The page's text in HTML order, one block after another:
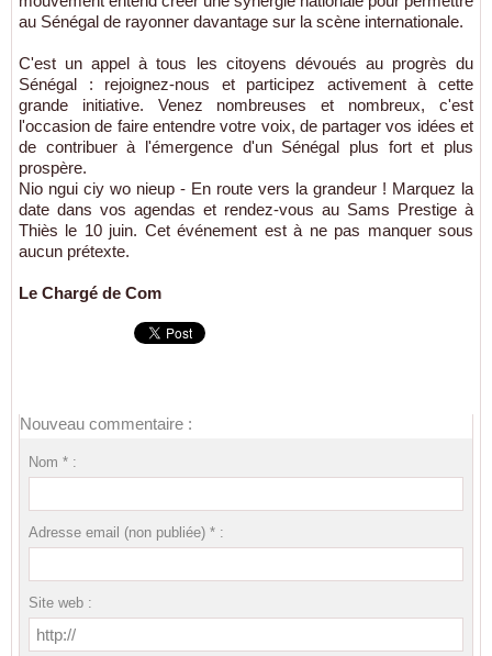
au Sénégal de rayonner davantage sur la scène internationale.
C'est un appel à tous les citoyens dévoués au progrès du
Sénégal : rejoignez-nous et participez activement à cette
grande initiative. Venez nombreuses et nombreux, c'est
l'occasion de faire entendre votre voix, de partager vos idées et
de contribuer à l'émergence d'un Sénégal plus fort et plus
prospère.
Nio ngui ciy wo nieup - En route vers la grandeur ! Marquez la
date dans vos agendas et rendez-vous au Sams Prestige à
Thiès le 10 juin. Cet événement est à ne pas manquer sous
aucun prétexte.
Le Chargé de Com
Nouveau commentaire :
Nom * :
Adresse email (non publiée) * :
Site web :